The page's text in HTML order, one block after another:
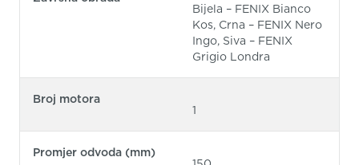
Bijela – FENIX Bianco
Kos, Crna – FENIX Nero
Ingo, Siva – FENIX
Grigio Londra
Broj motora
1
Promjer odvoda (mm)